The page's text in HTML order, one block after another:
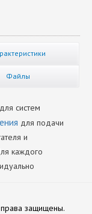
Файлы
систем
для подачи
и
каждого
защищены.